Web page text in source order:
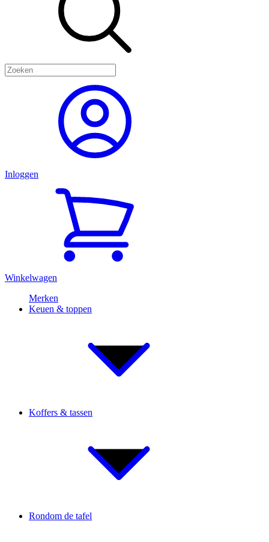
Inloggen
Winkelwagen
Merken
Keuen & toppen
Koffers & tassen
Rondom de tafel